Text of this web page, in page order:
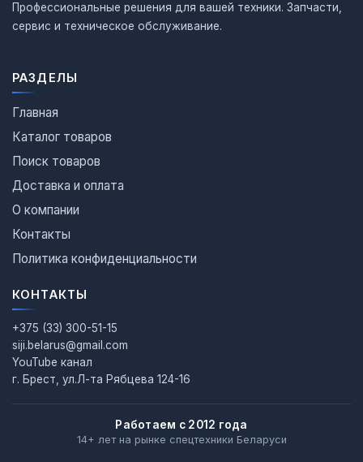
Профессиональные решения для вашей техники. Запчасти,
сервис и техническое обслуживание.
РАЗДЕЛЫ
Главная
Каталог товаров
Поиск товаров
Доставка и оплата
О компании
Контакты
Политика конфиденциальности
КОНТАКТЫ
+375 (33) 300-51-15
siji.belarus@gmail.com
YouTube канал
г. Брест, ул.Л-та Рябцева 124-16
Работаем с 2012 года
14+ лет на рынке спецтехники Беларуси